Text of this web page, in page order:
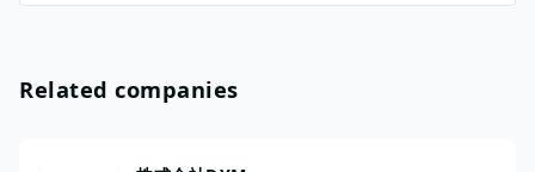
Related companies